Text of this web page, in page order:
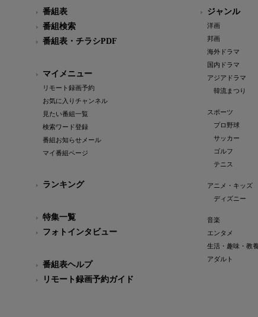
番組表
番組検索
番組表・チラシPDF
マイメニュー
リモート録画予約
お気に入りチャンネル
見たい番組一覧
検索ワード登録
番組お知らせメール
マイ番組ページ
ランキング
特集一覧
フォトインタビュー
番組表ヘルプ
リモート録画予約ガイド
ジャンル
洋画
邦画
海外ドラマ
国内ドラマ
アジアドラマ
韓流まつり
スポーツ
プロ野球
サッカー
ゴルフ
テニス
アニメ・キッズ
ディズニー
音楽
エンタメ
生活・趣味・教養
アダルト